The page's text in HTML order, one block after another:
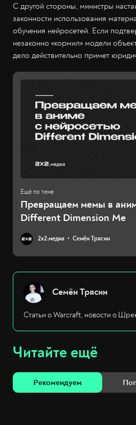
С другой стороны, министры
законности использования
обучения нейросетей. Если
незаконно «кормил» модели
дело действительно примет
Превращаем мемы в
Different Dimension Me
2х2.медиа Семён Трясин
Семён Трясин
Статьи о Warcraft, новости о
Читайте ещё
Рекомендуем